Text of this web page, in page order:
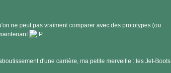
ne peut pas vraiment comparer avec des prototypes (ou
.
d'une carrière, ma petite merveille : les Jet-Boots